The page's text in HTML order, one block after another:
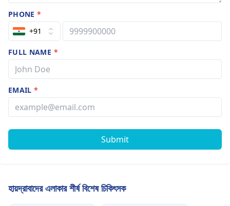
PHONE*
+91
FULL NAME *
EMAIL*
Submit
হায়দ্রাবাদের এলাকার শীর্ষ বিশেষ চিকিৎসক